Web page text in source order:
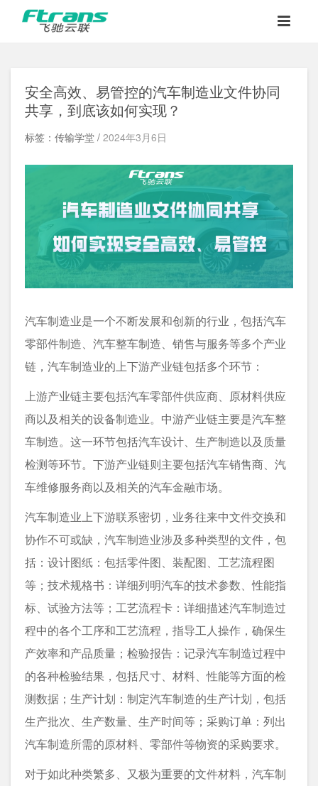
安全高效、易管控的汽车制造业文件协同
共享，到底该如何实现？
标签：传输学堂 / 2024年3月6日
汽车制造业是一个不断发展和创新的行业，包括汽车
零部件制造、汽车整车制造、销售与服务等多个产业
链，汽车制造业的上下游产业链包括多个环节：
上游产业链主要包括汽车零部件供应商、原材料供应
商以及相关的设备制造业。中游产业链主要是汽车整
车制造。这一环节包括汽车设计、生产制造以及质量
检测等环节。下游产业链则主要包括汽车销售商、汽
车维修服务商以及相关的汽车金融市场。
汽车制造业上下游联系密切，业务往来中文件交换和
协作不可或缺，汽车制造业涉及多种类型的文件，包
括：设计图纸：包括零件图、装配图、工艺流程图
等；技术规格书：详细列明汽车的技术参数、性能指
标、试验方法等；工艺流程卡：详细描述汽车制造过
程中的各个工序和工艺流程，指导工人操作，确保生
产效率和产品质量；检验报告：记录汽车制造过程中
的各种检验结果，包括尺寸、材料、性能等方面的检
测数据；生产计划：制定汽车制造的生产计划，包括
生产批次、生产数量、生产时间等；采购订单：列出
汽车制造所需的原材料、零部件等物资的采购要求。
对于如此种类繁多、又极为重要的文件材料，汽车制